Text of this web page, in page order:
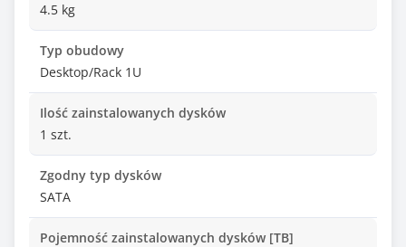
4.5 kg
Typ obudowy
Desktop/Rack 1U
Ilość zainstalowanych dysków
1 szt.
Zgodny typ dysków
SATA
Pojemność zainstalowanych dysków [TB]